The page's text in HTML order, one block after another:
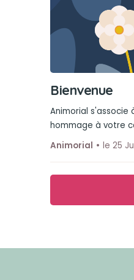
Bienvenue
Animorial
hommage à votre
Animorial
le 25